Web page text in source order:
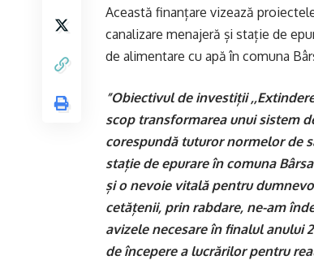
Această finanțare vizează
canalizare menajeră și stație de
de alimentare cu apă în comuna
”Obiectivul de investiții
scop transformarea unui sistem
corespundă tuturor normelor de
stație de epurare în comuna
și o nevoie vitală pentru
cetățenii, prin rabdare, ne-am
avizele necesare în finalul anului
de începere a lucrărilor pentru